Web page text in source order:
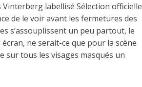
labellisé Sélection officielle
de le voir avant les fermetures des
s’assouplissent un peu partout, le
ne serait-ce que pour la scène
sur tous les visages masqués un